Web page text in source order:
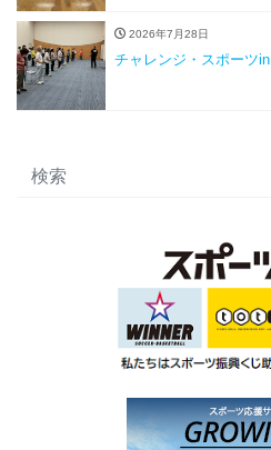
2026年7月28日
チャレンジ・スポーツ